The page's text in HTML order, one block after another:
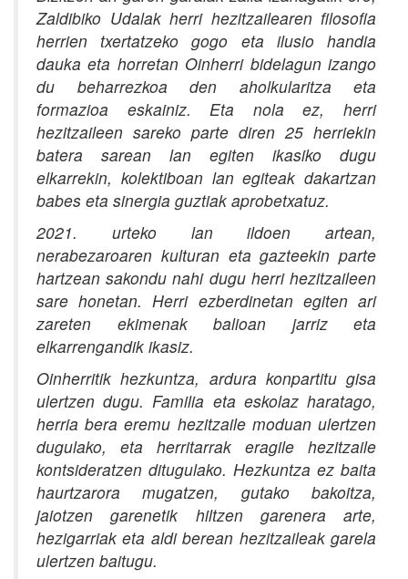
Zaldibiko Udalak herri hezitzailearen filosofia
herrien txertatzeko gogo eta ilusio handia
dauka eta horretan Oinherri bidelagun izango
du beharrezkoa den aholkularitza eta
formazioa eskainiz. Eta nola ez, herri
hezitzaileen sareko parte diren 25 herriekin
batera sarean lan egiten ikasiko dugu
elkarrekin, kolektiboan lan egiteak dakartzan
babes eta sinergia guztiak aprobetxatuz.
2021. urteko lan ildoen artean,
nerabezaroaren kulturan eta gazteekin parte
hartzean sakondu nahi dugu herri hezitzaileen
sare honetan. Herri ezberdinetan egiten ari
zareten ekimenak balioan jarriz eta
elkarrengandik ikasiz.
Oinherritik hezkuntza, ardura konpartitu gisa
ulertzen dugu. Familia eta eskolaz haratago,
herria bera eremu hezitzaile moduan ulertzen
dugulako, eta herritarrak eragile hezitzaile
kontsideratzen ditugulako. Hezkuntza ez baita
haurtzarora mugatzen, gutako bakoitza,
jaiotzen garenetik hiltzen garenera arte,
hezigarriak eta aldi berean hezitzaileak garela
ulertzen baitugu.